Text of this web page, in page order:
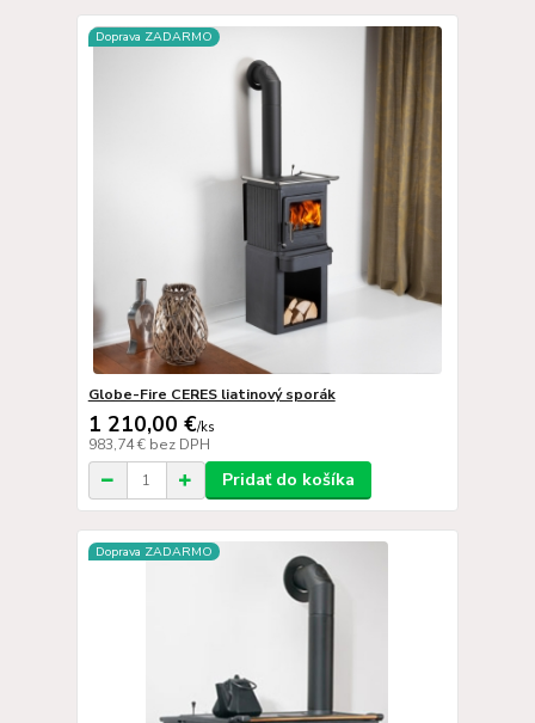
Doprava ZADARMO
Globe-Fire CERES liatinový sporák
1 210,00 €/ks
983,74 € bez DPH
Pridať do košíka
Doprava ZADARMO